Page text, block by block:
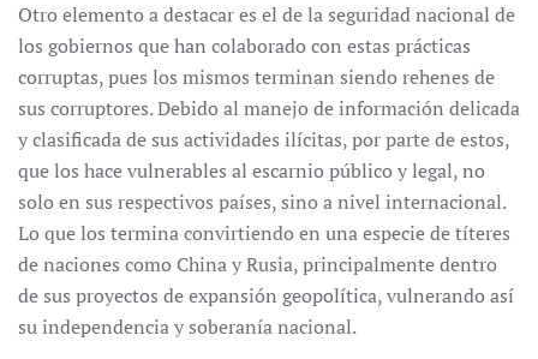
Otro elemento a destacar es el de la seguridad nacional de
los gobiernos que han colaborado con estas prácticas
corruptas, pues los mismos terminan siendo rehenes de
sus corruptores. Debido al manejo de información delicada
y clasificada de sus actividades ilícitas, por parte de estos,
que los hace vulnerables al escarnio público y legal, no
solo en sus respectivos países, sino a nivel internacional.
Lo que los termina convirtiendo en una especie de títeres
de naciones como China y Rusia, principalmente dentro
de sus proyectos de expansión geopolítica, vulnerando así
su independencia y soberanía nacional.